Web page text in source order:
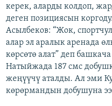
керек, аларды колдоп,
деген позициясын
Асылбеков: “Жок,
алар эл аралык аренада
көрсөтө алат” деп
Натыйжада 187 смс
жеңүүчү аталды. Ал эми
көрөрмандын добушуна ээ